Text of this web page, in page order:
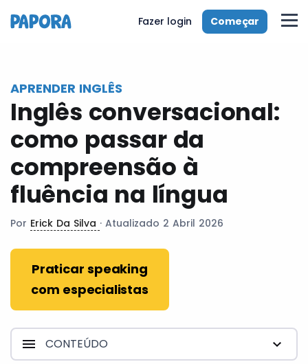
Fazer login Começar
APRENDER INGLÊS
Inglês conversacional:
como passar da
compreensão à
fluência na língua
Por Erick Da Silva · Atualizado 2 Abril 2026
Praticar speaking
com especialistas
CONTEÚDO